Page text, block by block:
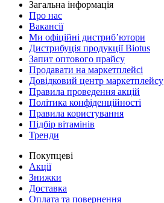
Загальна інформація
Про нас
Вакансії
Ми офіційні дистриб’ютори
Дистрибуція продукції Biotus
Запит оптового прайсу
Продавати на маркетплейсі
Довідковий центр маркетплейсу
Правила проведення акцій
Політика конфіденційності
Правила користування
Підбір вітамінів
Тренди
Покупцеві
Акції
Знижки
Доставка
Оплата та повернення